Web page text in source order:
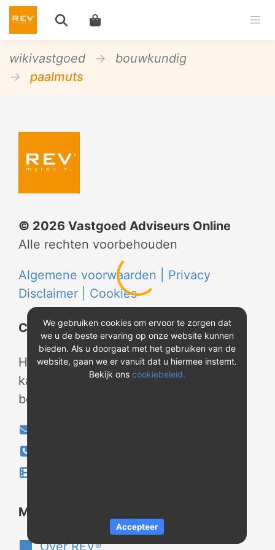
wikivastgoed
bouwkundig
paalmuts
© 2026 Vastgoed Adviseurs Online
Alle rechten voorbehouden
Algemene voorwaarden | Privacy
Disclaimer | Cookies
Contact
Heeft u vragen? Neem tijdens
kantooruren contact met ons op of
bekijk onze instructievideo's.
Meer over REV
Over REV®
We gebruiken cookies om ervoor te zorgen dat
we u de beste ervaring op onze website kunnen
bieden. Als u doorgaat met het gebruiken van de
website, gaan we er vanuit dat u hiermee instemt.
Bekijk ons cookiebeleid.
Accepteer